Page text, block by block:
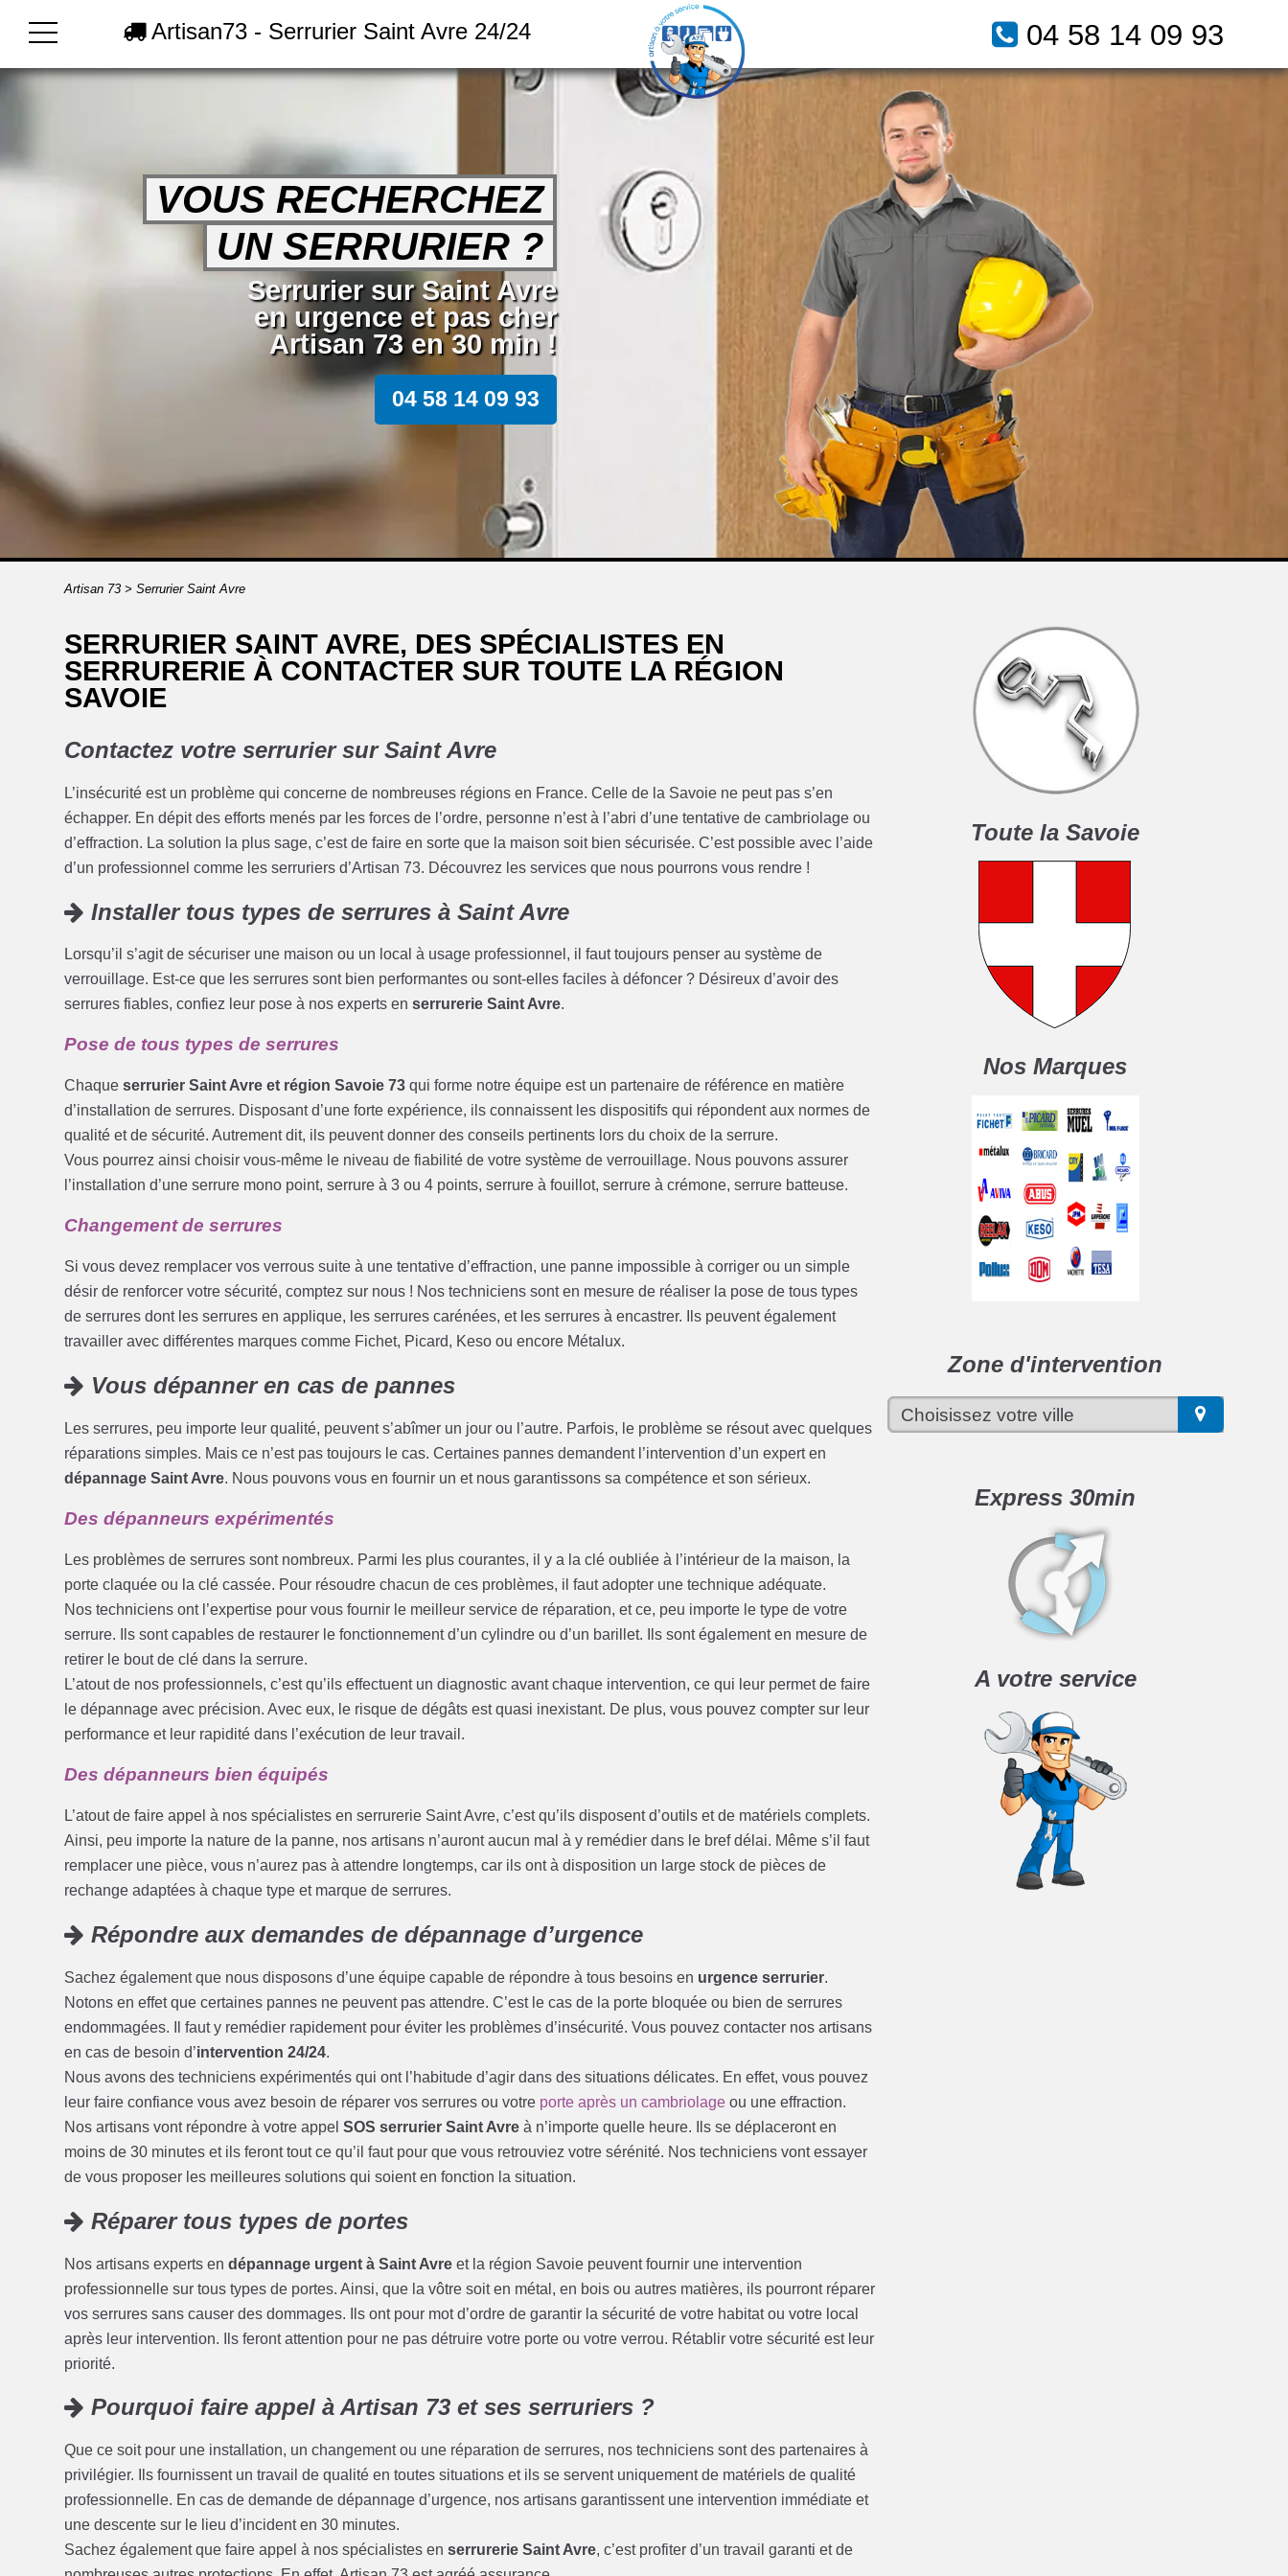
Artisan73 - Serrurier Saint Avre 24/24 04 58 14 09 93
VOUS RECHERCHEZ
UN SERRURIER ?
Serrurier sur Saint Avre
en urgence et pas cher
Artisan 73 en 30 min !
04 58 14 09 93
Artisan 73> Serrurier Saint Avre
SERRURIER SAINT AVRE, DES SPÉCIALISTES EN
SERRURERIE À CONTACTER SUR TOUTE LA RÉGION
SAVOIE
Contactez votre serrurier sur Saint Avre
L’insécurité est un problème qui concerne de nombreuses régions en France. Celle de la Savoie ne peut pas s’en
échapper. En dépit des efforts menés par les forces de l’ordre, personne n’est à l’abri d’une tentative de cambriolage ou
d’effraction. La solution la plus sage, c’est de faire en sorte que la maison soit bien sécurisée. C’est possible avec l’aide
d’un professionnel comme les serruriers d’Artisan 73. Découvrez les services que nous pourrons vous rendre !
Installer tous types de serrures à Saint Avre
Lorsqu’il s’agit de sécuriser une maison ou un local à usage professionnel, il faut toujours penser au système de
verrouillage. Est-ce que les serrures sont bien performantes ou sont-elles faciles à défoncer ? Désireux d’avoir des
serrures fiables, confiez leur pose à nos experts enserrurerie Saint Avre.
Pose de tous types de serrures
Chaqueserrurier Saint Avre et région Savoie 73 qui forme notre équipe est un partenaire de référence en matière
d’installation de serrures. Disposant d’une forte expérience, ils connaissent les dispositifs qui répondent aux normes de
qualité et de sécurité. Autrement dit, ils peuvent donner des conseils pertinents lors du choix de la serrure.
Vous pourrez ainsi choisir vous-même le niveau de fiabilité de votre système de verrouillage. Nous pouvons assurer
l’installation d’une serrure mono point, serrure à 3 ou 4 points, serrure à fouillot, serrure à crémone, serrure batteuse.
Changement de serrures
Si vous devez remplacer vos verrous suite à une tentative d’effraction, une panne impossible à corriger ou un simple
désir de renforcer votre sécurité, comptez sur nous ! Nos techniciens sont en mesure de réaliser la pose de tous types
de serrures dont les serrures en applique, les serrures carénées, et les serrures à encastrer. Ils peuvent également
travailler avec différentes marques comme Fichet, Picard, Keso ou encore Métalux.
Vous dépanner en cas de pannes
Les serrures, peu importe leur qualité, peuvent s’abîmer un jour ou l’autre. Parfois, le problème se résout avec quelques
réparations simples. Mais ce n’est pas toujours le cas. Certaines pannes demandent l’intervention d’un expert en
dépannage Saint Avre. Nous pouvons vous en fournir un et nous garantissons sa compétence et son sérieux.
Des dépanneurs expérimentés
Les problèmes de serrures sont nombreux. Parmi les plus courantes, il y a la clé oubliée à l’intérieur de la maison, la
porte claquée ou la clé cassée. Pour résoudre chacun de ces problèmes, il faut adopter une technique adéquate.
Nos techniciens ont l’expertise pour vous fournir le meilleur service de réparation, et ce, peu importe le type de votre
serrure. Ils sont capables de restaurer le fonctionnement d’un cylindre ou d’un barillet. Ils sont également en mesure de
retirer le bout de clé dans la serrure.
L’atout de nos professionnels, c’est qu’ils effectuent un diagnostic avant chaque intervention, ce qui leur permet de faire
le dépannage avec précision. Avec eux, le risque de dégâts est quasi inexistant. De plus, vous pouvez compter sur leur
performance et leur rapidité dans l’exécution de leur travail.
Des dépanneurs bien équipés
L’atout de faire appel à nos spécialistes en serrurerie Saint Avre, c’est qu’ils disposent d’outils et de matériels complets.
Ainsi, peu importe la nature de la panne, nos artisans n’auront aucun mal à y remédier dans le bref délai. Même s’il faut
remplacer une pièce, vous n’aurez pas à attendre longtemps, car ils ont à disposition un large stock de pièces de
rechange adaptées à chaque type et marque de serrures.
Répondre aux demandes de dépannage d’urgence
Sachez également que nous disposons d’une équipe capable de répondre à tous besoins en urgence serrurier.
Notons en effet que certaines pannes ne peuvent pas attendre. C’est le cas de la porte bloquée ou bien de serrures
endommagées. Il faut y remédier rapidement pour éviter les problèmes d’insécurité. Vous pouvez contacter nos artisans
en cas de besoin d’intervention 24/24.
Nous avons des techniciens expérimentés qui ont l’habitude d’agir dans des situations délicates. En effet, vous pouvez
leur faire confiance vous avez besoin de réparer vos serrures ou votre porte après un cambriolage ou une effraction.
Nos artisans vont répondre à votre appelSOS serrurier Saint Avre à n’importe quelle heure. Ils se déplaceront en
moins de 30 minutes et ils feront tout ce qu’il faut pour que vous retrouviez votre sérénité. Nos techniciens vont essayer
de vous proposer les meilleures solutions qui soient en fonction la situation.
Réparer tous types de portes
Nos artisans experts endépannage urgent à Saint Avre et la région Savoie peuvent fournir une intervention
professionnelle sur tous types de portes. Ainsi, que la vôtre soit en métal, en bois ou autres matières, ils pourront réparer
vos serrures sans causer des dommages. Ils ont pour mot d’ordre de garantir la sécurité de votre habitat ou votre local
après leur intervention. Ils feront attention pour ne pas détruire votre porte ou votre verrou. Rétablir votre sécurité est leur
priorité.
Pourquoi faire appel à Artisan 73 et ses serruriers ?
Que ce soit pour une installation, un changement ou une réparation de serrures, nos techniciens sont des partenaires à
privilégier. Ils fournissent un travail de qualité en toutes situations et ils se servent uniquement de matériels de qualité
professionnelle. En cas de demande de dépannage d’urgence, nos artisans garantissent une intervention immédiate et
une descente sur le lieu d’incident en 30 minutes.
Sachez également que faire appel à nos spécialistes enserrurerie Saint Avre, c’est profiter d’un travail garanti et de
Toute la Savoie
Nos Marques
Zone d'intervention
Express 30min
A votre service